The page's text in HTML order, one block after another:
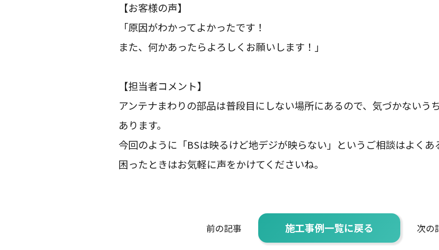
【お客様の声】
「原因がわかってよかったです！
また、何かあったらよろしくお願いします！」
【担当者コメント】
アンテナまわりの部品は普段目にしない場所にあるので、気づかないう
あります。
今回のように「BSは映るけど地デジが映らない」というご相談はよくあ
困ったときはお気軽に声をかけてくださいね。
前の記事 施工事例一覧に戻る 次の